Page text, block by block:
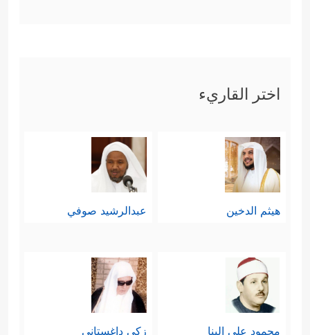
اختر القاريء
هيثم الدخين عبدالرشيد صوفي
محمود علي البنا زكي داغستاني